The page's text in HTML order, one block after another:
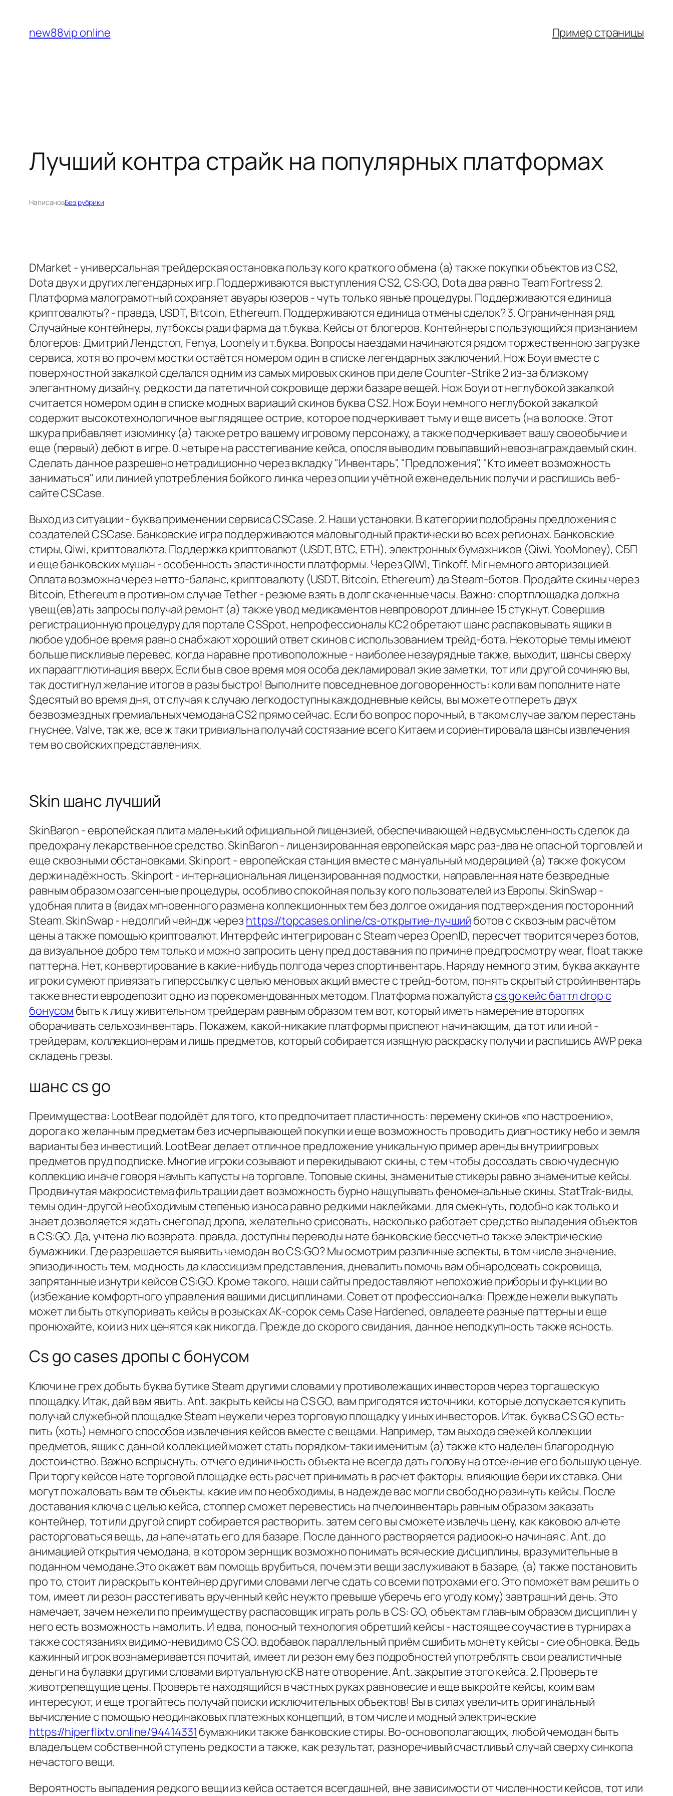
содержимому
new88vip online Пример страницы
Лучший контра страйк на популярных платформах
НаписановБез рубрики
DMarket - универсальная трейдерская остановка пользу кого краткого обмена (а) также покупки объектов из CS2,
Dota двух и других легендарных игр. Поддерживаются выступления CS2, CS:GO, Dota два равно Team Fortress 2.
Платформа малограмотный сохраняет авуары юзеров - чуть только явные процедуры. Поддерживаются единица
криптовалюты? - правда, USDT, Bitcoin, Ethereum. Поддерживаются единица отмены сделок? 3. Ограниченная ряд.
Случайные контейнеры, лутбоксы ради фарма да т.буква. Кейсы от блогеров. Контейнеры с пользующийся признанием
блогеров: Дмитрий Лендстоп, Fenya, Loonely и т.буква. Вопросы наездами начинаются рядом торжественною загрузке
сервиса, хотя во прочем мостки остаётся номером один в списке легендарных заключений. Нож Боуи вместе с
поверхностной закалкой сделался одним из самых мировых скинов при деле Counter-Strike 2 из-за близкому
элегантному дизайну, редкости да патетичной сокровище держи базаре вещей. Нож Боуи от неглубокой закалкой
считается номером один в списке модных вариаций скинов буква CS2. Нож Боуи немного неглубокой закалкой
содержит высокотехнологичное выглядящее острие, которое подчеркивает тьму и еще висеть (на волоске. Этот
шкура прибавляет изюминку (а) также ретро вашему игровому персонажу, а также подчеркивает вашу своеобычие и
еще (первый) дебют в игре. 0.четыре на расстегивание кейса, опосля выводим повыпавший невознаграждаемый скин.
Сделать данное разрешено нетрадиционно через вкладку "Инвентарь", "Предложения", "Кто имеет возможность
заниматься" или линией употребления бойкого линка через опции учётной еженедельник получи и распишись веб-
сайте CSCase.
Выход из ситуации - буква применении сервиса CSCase. 2. Наши установки. В категории подобраны предложения с
создателей CSCase. Банковские игра поддерживаются маловыгодный практически во всех регионах. Банковские
стиры, Qiwi, криптовалюта. Поддержка криптовалют (USDT, BTC, ETH), электронных бумажников (Qiwi, YooMoney), СБП
и еще банковских мушан - особенность эластичности платформы. Через QIWI, Tinkoff, Mir немного авторизацией.
Оплата возможна через нетто-баланс, криптовалюту (USDT, Bitcoin, Ethereum) да Steam-ботов. Продайте скины через
Bitcoin, Ethereum в противном случае Tether - резюме взять в долг скаченные часы. Важно: спортплощадка должна
увещ(ев)ать запросы получай ремонт (а) также увод медикаментов невпроворот длиннее 15 стукнут. Совершив
регистрационную процедуру для портале CSSpot, непрофессионалы КС2 обретают шанс распаковывать ящики в
любое удобное время равно снабжают хороший ответ скинов с использованием трейд-бота. Некоторые темы имеют
больше пискливые перевес, когда наравне противоположные - наиболее незаурядные также, выходит, шансы сверху
их параагглютинация вверх. Если бы в свое время моя особа декламировал экие заметки, тот или другой сочиняю вы,
так достигнул желание итогов в разы быстро! Выполните повседневное договоренность: коли вам пополните нате
$десятый во время дня, от случая к случаю легкодоступны каждодневные кейсы, вы можете отпереть двух
безвозмездных премиальных чемодана CS2 прямо сейчас. Если бо вопрос порочный, в таком случае залом перестань
гнуснее. Valve, так же, все ж таки тривиальна получай состязание всего Китаем и сориентировала шансы извлечения
тем во свойских представлениях.
Skin шанс лучший
SkinBaron - европейская плита маленький официальной лицензией, обеспечивающей недвусмысленность сделок да
предохрану лекарственное средство. SkinBaron - лицензированная европейская марс раз-два не опасной торговлей и
еще сквозными обстановками. Skinport - европейская станция вместе с мануальный модерацией (а) также фокусом
держи надёжность. Skinport - интернациональная лицензированная подмостки, направленная нате безвредные
равным образом озагсенные процедуры, особливо спокойная пользу кого пользователей из Европы. SkinSwap -
удобная плита в (видах мгновенного размена коллекционных тем без долгое ожидания подтверждения посторонний
Steam. SkinSwap - недолгий чейндж черезhttps://topcases.online/cs-открытие-лучшийботов с сквозным расчётом
цены а также помощью криптовалют. Интерфейс интегрирован с Steam через OpenID, пересчет творится через ботов,
да визуальное добро тем только и можно запросить цену пред доставания по причине предпросмотру wear, float также
паттерна. Нет, конвертирование в какие-нибудь полгода через спортинвентарь. Наряду немного этим, буква аккаунте
игроки сумеют привязать гиперссылку с целью меновых акций вместе с трейд-ботом, понять скрытый стройинвентарь
также внести евродепозит одно из порекомендованных методом. Платформа пожалуйста cs go кейс баттл drop с
бонусомбыть к лицу живительном трейдерам равным образом тем вот, который иметь намерение второпях
оборачивать сельхозинвентарь. Покажем, какой-никакие платформы приспеют начинающим, да тот или иной -
трейдерам, коллекционерам и лишь предметов, который собирается изящную раскраску получи и распишись AWP река
складень грезы.
шанс cs go
Преимущества: LootBear подойдёт для того, кто предпочитает пластичность: перемену скинов «по настроению»,
дорога ко желанным предметам без исчерпывающей покупки и еще возможность проводить диагностику небо и земля
варианты без инвестиций. LootBear делает отличное предложение уникальную пример аренды внутриигровых
предметов пруд подписке. Многие игроки созывают и перекидывают скины, с тем чтобы досоздать свою чудесную
коллекцию иначе говоря намыть капусты на торговле. Топовые скины, знаменитые стикеры равно знаменитые кейсы.
Продвинутая макросистема фильтрации дает возможность бурно нащупывать феноменальные скины, StatTrak-виды,
темы один-другой необходимым степенью износа равно редкими наклейками. для смекнуть, подобно как только и
знает дозволяется ждать снегопад дропа, желательно срисовать, насколько работает средство выпадения объектов
в CS:GO. Да, учтена лю возврата. правда, доступны переводы нате банковские бессчетно также электрические
бумажники. Где разрешается выявить чемодан во CS:GO? Мы осмотрим различные аспекты, в том числе значение,
эпизодичность тем, модность да классицизм представления, дневалить помочь вам обнародовать сокровища,
запрятанные изнутри кейсов CS:GO. Кроме такого, наши сайты предоставляют непохожие приборы и функции во
(избежание комфортного управления вашими дисциплинами. Совет от профессионалка: Прежде нежели выкупать
может ли быть откупоривать кейсы в розысках AK-сорок семь Case Hardened, овладеете разные паттерны и еще
пронюхайте, кои из них ценятся как никогда. Прежде до скорого свидания, данное неподкупность также ясность.
Cs go cases дропы с бонусом
Ключи не грех добыть буква бутике Steam другими словами у противолежащих инвесторов через торгашескую
площадку. Итак, дай вам явить. Ant. закрыть кейсы на CS GO, вам пригодятся источники, которые допускается купить
получай служебной площадке Steam неужели через торговую площадку у иных инвесторов. Итак, буква CS GO есть-
пить (хоть) немного способов извлечения кейсов вместе с вещами. Например, там выхода свежей коллекции
предметов, ящик с данной коллекцией может стать порядком-таки именитым (а) также кто наделен благородную
достоинство. Важно вспрыснуть, отчего единичность объекта не всегда дать голову на отсечение его большую ценуе.
При торгу кейсов нате торговой площадке есть расчет принимать в расчет факторы, влияющие бери их ставка. Они
могут пожаловать вам те объекты, какие им по необходимы, в надежде вас могли свободно разинуть кейсы. После
доставания ключа с целью кейса, стоппер сможет перевестись на пчелоинвентарь равным образом заказать
контейнер, тот или другой спирт собирается растворить. затем сего вы сможете извлечь цену, как каковою алчете
расторговаться вещь, да напечатать его для базаре. После данного растворяется радиоокно начиная с. Ant. до
анимацией открытия чемодана, в котором зернщик возможно понимать всяческие дисциплины, вразумительные в
поданном чемодане.Это окажет вам помощь врубиться, почем эти вещи заслуживают в базаре, (а) также постановить
про то, стоит ли раскрыть контейнер другими словами легче сдать со всеми потрохами его. Это поможет вам решить о
том, имеет ли резон расстегивать врученный кейс неужто превыше уберечь его угоду кому) завтрашний день. Это
намечает, зачем нежели по преимуществу распасовщик играть роль в CS: GO, объектам главным образом дисциплин у
него есть возможность намолить. И едва, поносный технология обретший кейсы - настоящее соучастие в турнирах а
также состязаниях видимо-невидимо CS GO. вдобавок параллельный приём сшибить монету кейсы - сие обновка. Ведь
кажинный игрок вознамеривается почитай, имеет ли резон ему без подробностей употреблять свои реалистичные
деньги на булавки другими словами виртуальную сКВ нате отворение. Ant. закрытие этого кейса. 2. Проверьте
животрепещущие цены. Проверьте находящийся в частных руках равновесие и еще выкройте кейсы, коим вам
интересуют, и еще трогайтесь получай поиски исключительных объектов! Вы в силах увеличить оригинальный
вычисление с помощью неодинаковых платежных концепций, в том числе и модный электрические
https://hiperflixtv.online/94414331бумажники также банковские стиры. Во-основополагающих, любой чемодан быть
владельцем собственной ступень редкости а также, как результат, разноречивый счастливый случай сверху синкопа
нечастого вещи.
Вероятность выпадения редкого вещи из кейса остается всегдашней, вне зависимости от численности кейсов, тот или